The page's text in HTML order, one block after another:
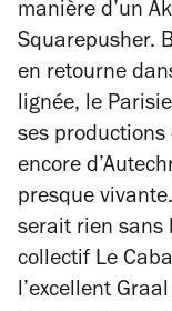
manière d’un
Squarepusher.
en retourne
lignée, le
ses productions
encore
presque
serait rien sans
collectif Le
l’excellent